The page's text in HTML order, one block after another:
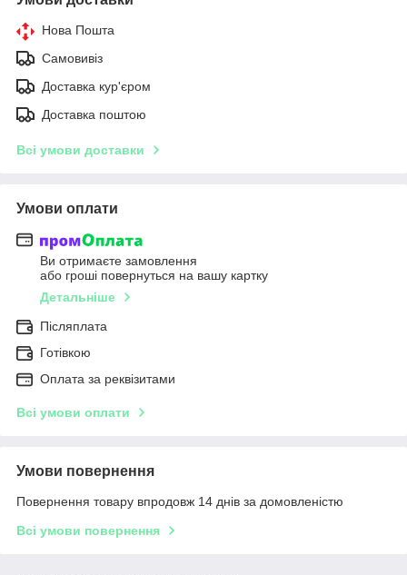
Нова Пошта
Самовивіз
Доставка кур'єром
Доставка поштою
Всі умови доставки
Умови оплати
Ви отримаєте замовлення
або гроші повернуться на вашу картку
Детальніше
Післяплата
Готівкою
Оплата за реквізитами
Всі умови оплати
Умови повернення
Повернення товару впродовж 14 днів за домовленістю
Всі умови повернення